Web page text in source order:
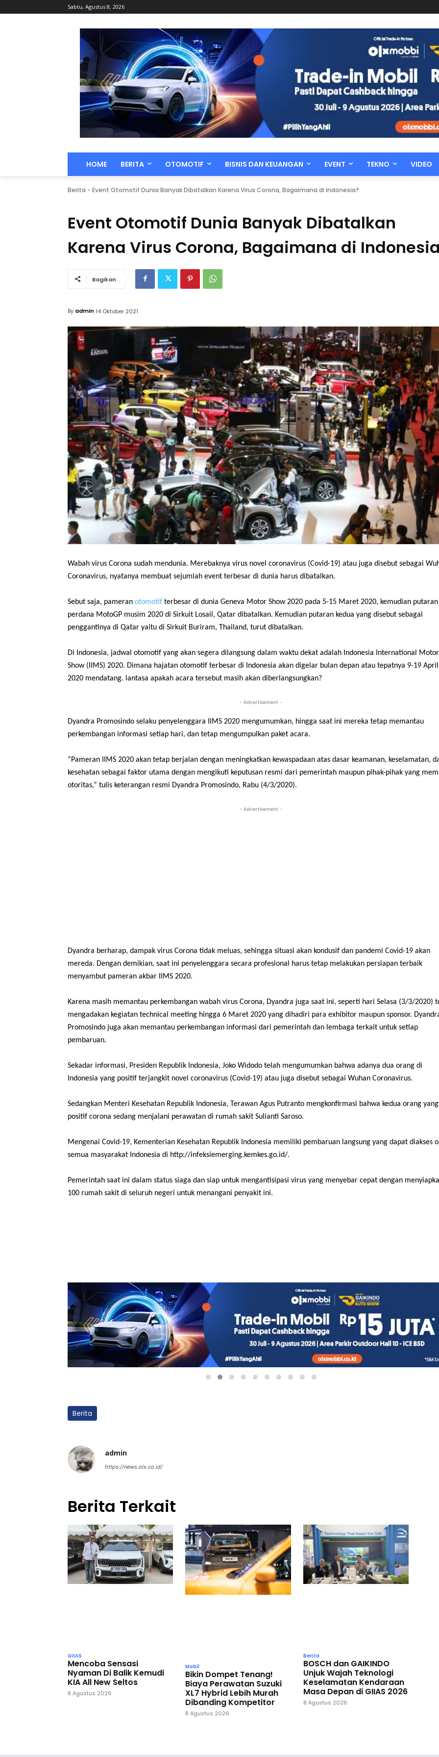
Sabtu, Agustus 8, 2026
HOME BERITA OTOMOTIF BISNIS DAN KEUANGAN EVENT TEKNO VIDEO
Berita Event Otomotif Dunia Banyak Dibatalkan Karena Virus Corona, Bagaimana di Indonesia?
Event Otomotif Dunia Banyak Dibatalkan
Karena Virus Corona, Bagaimana di
Bagikan
By admin 14 Oktober 2021
Wabah virus Corona sudah mendunia. Merebaknya virus novel coronavirus (Covid-19) atau juga disebut sebagai
Coronavirus, nyatanya membuat sejumlah event terbesar di dunia harus dibatalkan.
Sebut saja, pameran otomotif terbesar di dunia Geneva Motor Show 2020 pada 5-15 Maret 2020, kemudian putaran
perdana MotoGP musim 2020 di Sirkuit Losail, Qatar dibatalkan. Kemudian putaran kedua yang disebut sebagai
penggantinya di Qatar yaitu di Sirkuit Buriram, Thailand, turut dibatalkan.
Di Indonesia, jadwal otomotif yang akan segera dilangsung dalam waktu dekat adalah Indonesia International Motor
Show (IIMS) 2020. Dimana hajatan otomotif terbesar di Indonesia akan digelar bulan depan atau tepatnya 9-19 April
2020 mendatang. lantasa apakah acara tersebut masih akan diberlangsungkan?
- Advertisement -
Dyandra Promosindo selaku penyelenggara IIMS 2020 mengumumkan, hingga saat ini mereka tetap memantau
perkembangan informasi setiap hari, dan tetap mengumpulkan paket acara.
“Pameran IIMS 2020 akan tetap berjalan dengan meningkatkan kewaspadaan atas dasar keamanan, keselamatan,
kesehatan sebagai faktor utama dengan mengikuti keputusan resmi dari pemerintah maupun pihak-pihak yang
otoritas,” tulis keterangan resmi Dyandra Promosindo, Rabu (4/3/2020).
- Advertisement -
Dyandra berharap, dampak virus Corona tidak meluas, sehingga situasi akan kondusif dan pandemi Covid-19 akan
mereda. Dengan demikian, saat ini penyelenggara secara profesional harus tetap melakukan persiapan terbaik
menyambut pameran akbar IIMS 2020.
Karena masih memantau perkembangan wabah virus Corona, Dyandra juga saat ini, seperti hari Selasa (3/3/2020)
mengadakan kegiatan technical meeting hingga 6 Maret 2020 yang dihadiri para exhibitor maupun sponsor.
Promosindo juga akan memantau perkembangan informasi dari pemerintah dan lembaga terkait untuk setiap
pembaruan.
Sekadar informasi, Presiden Republik Indonesia, Joko Widodo telah mengumumkan bahwa adanya dua orang di
Indonesia yang positif terjangkit novel coronavirus (Covid-19) atau juga disebut sebagai Wuhan Coronavirus.
Sedangkan Menteri Kesehatan Republik Indonesia, Terawan Agus Putranto mengkonfirmasi bahwa kedua orang yang
positif corona sedang menjalani perawatan di rumah sakit Sulianti Saroso.
Mengenai Covid-19, Kementerian Kesehatan Republik Indonesia memiliki pembaruan langsung yang dapat diakses
semua masyarakat Indonesia di http://infeksiemerging.kemkes.go.id/.
Pemerintah saat ini dalam status siaga dan siap untuk mengantisipasi virus yang menyebar cepat dengan
100 rumah sakit di seluruh negeri untuk menangani penyakit ini.
Berita
admin
https://news.olx.co.id/
Berita Terkait
GIIAS
Mencoba Sensasi
Nyaman Di Balik Kemudi
KIA All New Seltos
8 Agustus 2026
Mobil
Bikin Dompet Tenang!
Biaya Perawatan Suzuki
XL7 Hybrid Lebih Murah
Dibanding Kompetitor
8 Agustus 2026
Berita
BOSCH dan GAIKINDO
Unjuk Wajah Teknologi
Keselamatan Kendaraan
Masa Depan di GIIAS 2026
8 Agustus 2026